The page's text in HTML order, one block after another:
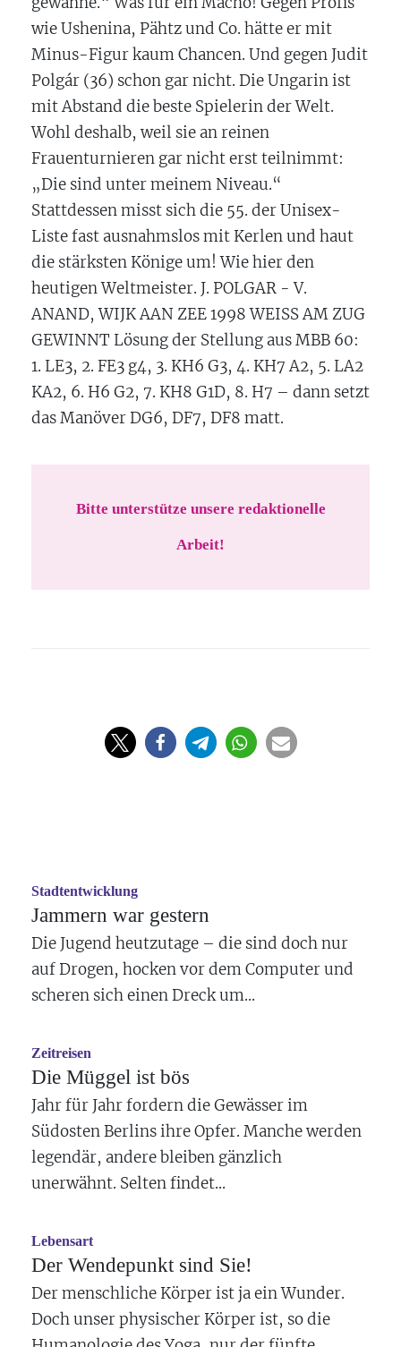
wie Ushenina, Pähtz und Co. hätte er mit
Minus-Figur kaum Chancen. Und gegen Judit
Polgár (36) schon gar nicht. Die Ungarin ist
mit Abstand die beste Spielerin der Welt.
Wohl deshalb, weil sie an reinen
Frauenturnieren gar nicht erst teilnimmt:
„Die sind unter meinem Niveau.“
Stattdessen misst sich die 55. der Unisex-
Liste fast ausnahmslos mit Kerlen und haut
die stärksten Könige um! Wie hier den
heutigen Weltmeister. J. POLGAR - V.
ANAND, WIJK AAN ZEE 1998 WEISS AM ZUG
GEWINNT Lösung der Stellung aus MBB 60:
1. LE3, 2. FE3 g4, 3. KH6 G3, 4. KH7 A2, 5. LA2
KA2, 6. H6 G2, 7. KH8 G1D, 8. H7 – dann setzt
das Manöver DG6, DF7, DF8 matt.
Bitte unterstütze unsere redaktionelle
Arbeit!
Stadtentwicklung
Jammern war gestern
Die Jugend heutzutage – die sind doch nur
auf Drogen, hocken vor dem Computer und
scheren sich einen Dreck um...
Zeitreisen
Die Müggel ist bös
Jahr für Jahr fordern die Gewässer im
Südosten Berlins ihre Opfer. Manche werden
legendär, andere bleiben gänzlich
unerwähnt. Selten findet...
Lebensart
Der Wendepunkt sind Sie!
Der menschliche Körper ist ja ein Wunder.
Doch unser physischer Körper ist, so die